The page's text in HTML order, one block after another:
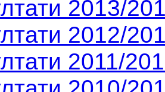
2013/
2012/
2011/